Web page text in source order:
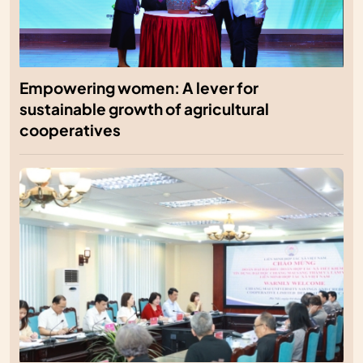
Empowering women: A lever for
sustainable growth of agricultural
cooperatives